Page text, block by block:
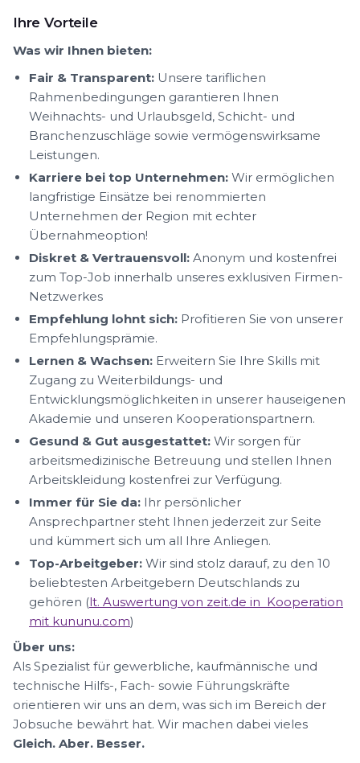
Ihre Vorteile
Was wir Ihnen bieten:
Fair & Transparent: Unsere tariflichen
Rahmenbedingungen garantieren Ihnen
Weihnachts- und Urlaubsgeld, Schicht- und
Branchenzuschläge sowie vermögenswirksame
Leistungen.
Karriere bei top Unternehmen: Wir ermöglichen
langfristige Einsätze bei renommierten
Unternehmen der Region mit echter
Übernahmeoption!
Diskret & Vertrauensvoll: Anonym und kostenfrei
zum Top-Job innerhalb unseres exklusiven Firmen-
Netzwerkes
Empfehlung lohnt sich: Profitieren Sie von unserer
Empfehlungsprämie.
Lernen & Wachsen: Erweitern Sie Ihre Skills mit
Zugang zu Weiterbildungs- und
Entwicklungsmöglichkeiten in unserer hauseigenen
Akademie und unseren Kooperationspartnern.
Gesund & Gut ausgestattet: Wir sorgen für
arbeitsmedizinische Betreuung und stellen Ihnen
Arbeitskleidung kostenfrei zur Verfügung.
Immer für Sie da: Ihr persönlicher
Ansprechpartner steht Ihnen jederzeit zur Seite
und kümmert sich um all Ihre Anliegen.
Top-Arbeitgeber: Wir sind stolz darauf, zu den 10
beliebtesten Arbeitgebern Deutschlands zu
gehören (lt. Auswertung von zeit.de in Kooperation
mit kununu.com)
Über uns:
Als Spezialist für gewerbliche, kaufmännische und
technische Hilfs-, Fach- sowie Führungskräfte
orientieren wir uns an dem, was sich im Bereich der
Jobsuche bewährt hat. Wir machen dabei vieles
Gleich. Aber. Besser.